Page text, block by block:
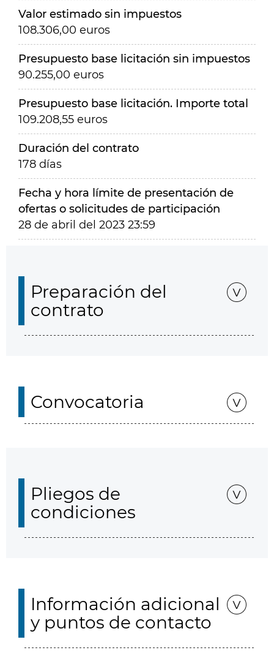
Valor estimado sin impuestos
108.306,00 euros
Presupuesto base licitación sin impuestos
90.255,00 euros
Presupuesto base licitación. Importe total
109.208,55 euros
Duración del contrato
178 días
Fecha y hora límite de presentación de
ofertas o solicitudes de participación
28 de abril del 2023 23:59
Preparación del
contrato
Convocatoria
Pliegos de
condiciones
Información adicional
y puntos de contacto